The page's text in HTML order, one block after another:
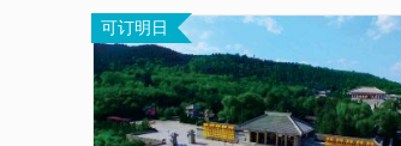
可订明日